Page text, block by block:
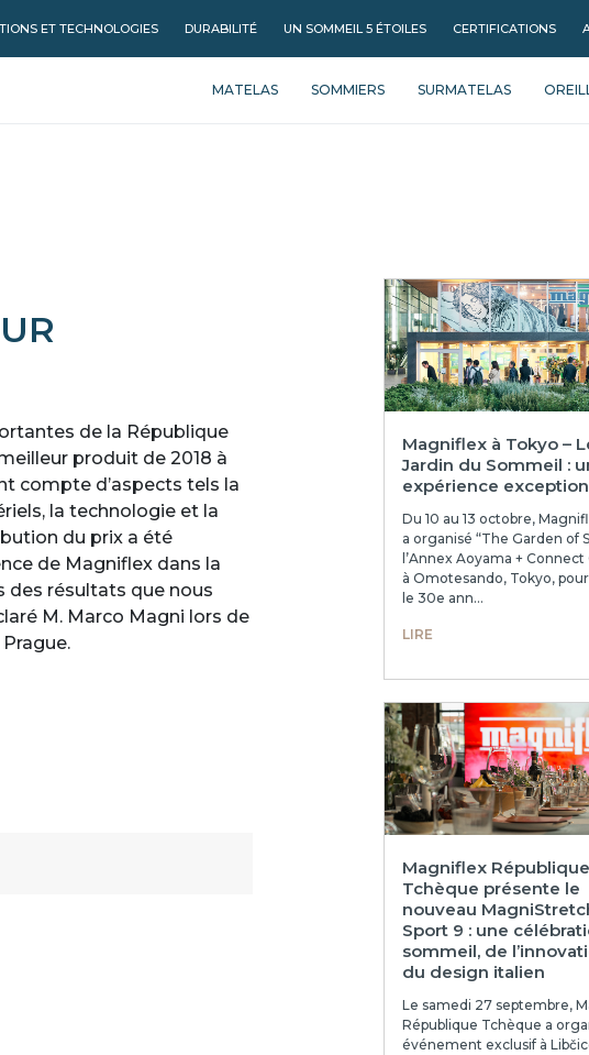
ET TECHNOLOGIES DURABILITÉ UN SOMMEIL 5 ÉTOILES CERTIFICATIONS
MATELAS SOMMIERS SURMATELAS
de la République
produit de 2018 à
compte d’aspects tels la
la technologie et la
du prix a été
de Magniflex dans la
des résultats que nous
M. Marco Magni lors de
Magniflex à Tokyo –
Jardin du Sommeil :
expérience
Du 10 au 13 octobre,
a organisé “The Garden of
l’Annex Aoyama +
à Omotesando, Tokyo,
le 30e ann...
LIRE
Magniflex République
Tchèque présente le
nouveau
Sport 9 : une
sommeil, de
du design italien
Le samedi 27 septembre,
République Tchèque a
événement exclusif à